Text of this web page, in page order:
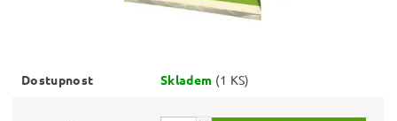
Dostupnost Skladem (1 KS)